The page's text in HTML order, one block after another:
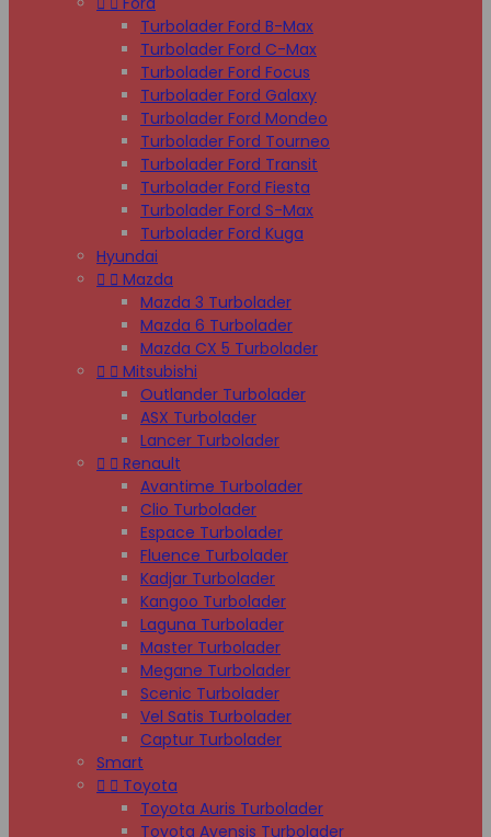
Turbolader Ford B-Max
Turbolader Ford C-Max
Turbolader Ford Focus
Turbolader Ford Galaxy
Turbolader Ford Mondeo
Turbolader Ford Tourneo
Turbolader Ford Transit
Turbolader Ford Fiesta
Turbolader Ford S-Max
Turbolader Ford Kuga
Hyundai
  Mazda
Mazda 3 Turbolader
Mazda 6 Turbolader
Mazda CX 5 Turbolader
  Mitsubishi
Outlander Turbolader
ASX Turbolader
Lancer Turbolader
  Renault
Avantime Turbolader
Clio Turbolader
Espace Turbolader
Fluence Turbolader
Kadjar Turbolader
Kangoo Turbolader
Laguna Turbolader
Master Turbolader
Megane Turbolader
Scenic Turbolader
Vel Satis Turbolader
Captur Turbolader
Smart
  Toyota
Toyota Auris Turbolader
Toyota Avensis Turbolader